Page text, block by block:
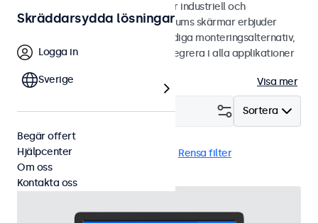
10 tums bildskärmar designade för industriell och
kommersiell användning. Våra 10 tums skärmar erbjuder
flera bildanslutningar och mångsidiga monteringsalternativ,
vilket gör de enkla att sömlöst integrera i alla applikationer
Visa mer
Sortera
Filtrera (3)
10 tums bildskärmar Rensa filter
Skräddarsydda lösningar
Logga in
Sverige
Begär offert
Hjälpcenter
Om oss
Kontakta oss